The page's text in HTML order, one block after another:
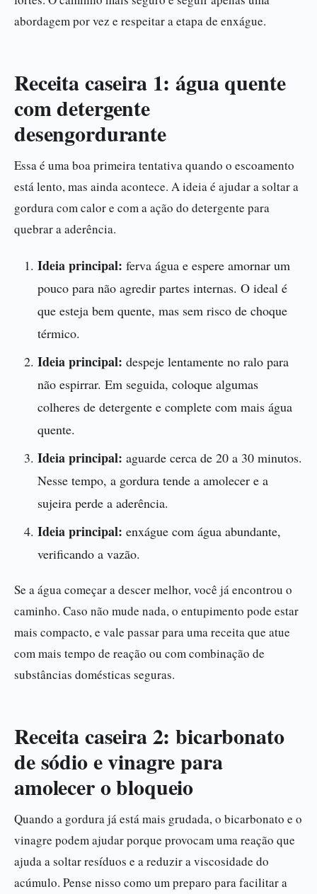
abordagem por vez e respeitar a etapa de enxágue.
Receita caseira 1: água quente
com detergente
desengordurante
Essa é uma boa primeira tentativa quando o escoamento
está lento, mas ainda acontece. A ideia é ajudar a soltar a
gordura com calor e com a ação do detergente para
quebrar a aderência.
Ideia principal: ferva água e espere amornar um
pouco para não agredir partes internas. O ideal é
que esteja bem quente, mas sem risco de choque
térmico.
Ideia principal: despeje lentamente no ralo para
não espirrar. Em seguida, coloque algumas
colheres de detergente e complete com mais água
quente.
Ideia principal: aguarde cerca de 20 a 30 minutos.
Nesse tempo, a gordura tende a amolecer e a
sujeira perde a aderência.
Ideia principal: enxágue com água abundante,
verificando a vazão.
Se a água começar a descer melhor, você já encontrou o
caminho. Caso não mude nada, o entupimento pode estar
mais compacto, e vale passar para uma receita que atue
com mais tempo de reação ou com combinação de
substâncias domésticas seguras.
Receita caseira 2: bicarbonato
de sódio e vinagre para
amolecer o bloqueio
Quando a gordura já está mais grudada, o bicarbonato e o
vinagre podem ajudar porque provocam uma reação que
ajuda a soltar resíduos e a reduzir a viscosidade do
acúmulo. Pense nisso como um preparo para facilitar a